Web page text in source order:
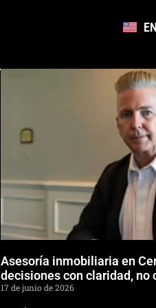
EN
Asesoría inmobiliaria en
decisiones con claridad, no
17 de junio de 2026